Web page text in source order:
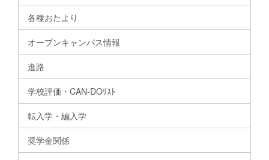
各種おたより
オープンキャンパス情報
進路
学校評価・CAN-DOﾘｽﾄ
転入学・編入学
奨学金関係